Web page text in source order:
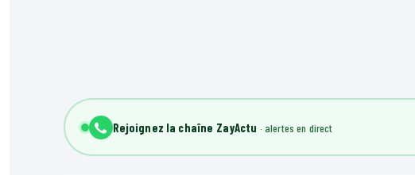
Rejoignez la chaîne ZayActu